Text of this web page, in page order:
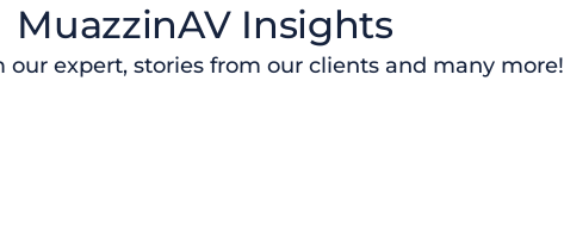
MuazzinAV Insights
our expert, stories from our clients and many more!